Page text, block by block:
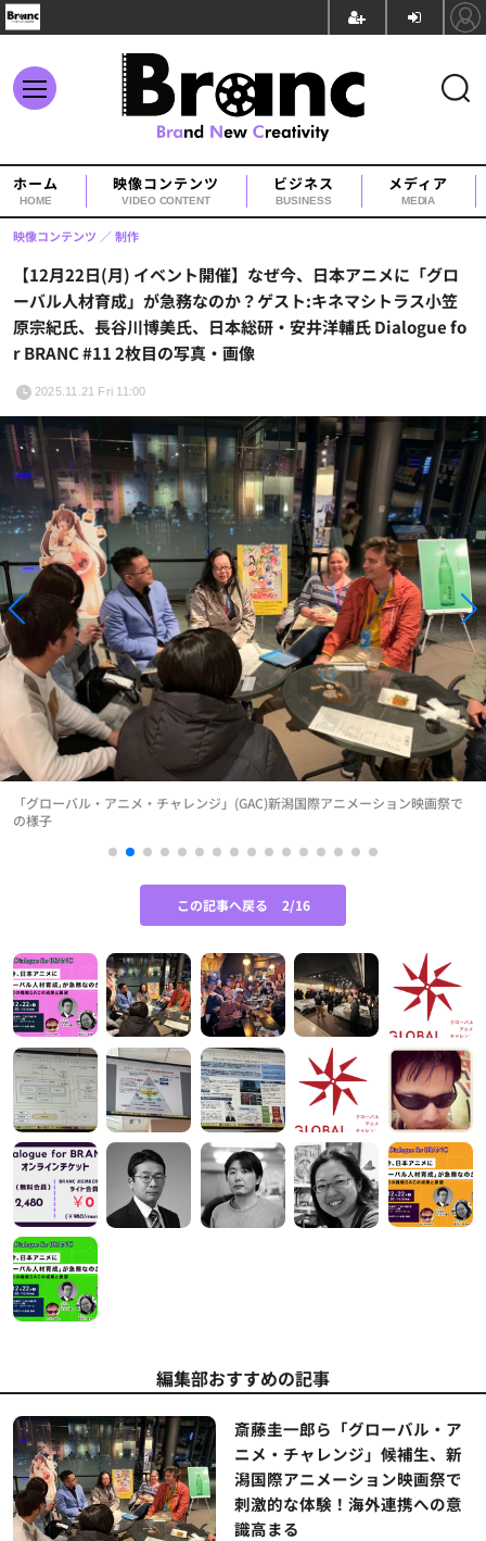
ホーム
HOME
映像コンテンツ
VIDEO CONTENT
ビジネス
BUSINESS
メディア
MEDIA
【12月22日(月) イベント開催】なぜ今、日本アニメに「グロ
ーバル人材育成」が急務なのか？ゲスト:キネマシトラス小笠
原宗紀氏、長谷川博美氏、日本総研・安井洋輔氏 Dialogue fo
r BRANC #11 2枚目の写真・画像
映像コンテンツ 制作
2025.11.21 Fri 11:00
「グローバル・アニメ・チャレンジ」(GAC)新潟国際アニメーション映画祭で
の様子
この記事へ戻る 2/16
編集部おすすめの記事
斎藤圭一郎ら「グローバル・ア
ニメ・チャレンジ」候補生、新
潟国際アニメーション映画祭で
刺激的な体験！海外連携への意
識高まる